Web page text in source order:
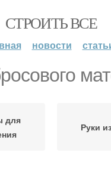
СТРОИТЬ ВСЕ
новости
для
Руки